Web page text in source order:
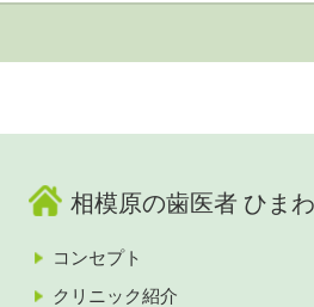
相模原の歯医者 ひま
コンセプト
クリニック紹介